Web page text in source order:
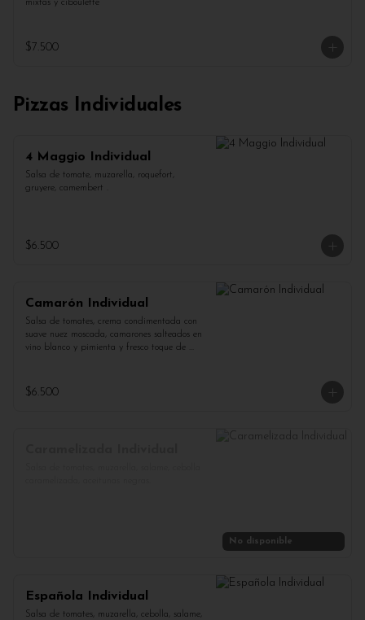
mixtas y ciboulette
$7.500
Pizzas Individuales
4 Maggio Individual
Salsa de tomate, muzarella, roquefort,
gruyere, camembert .
$6.500
Camarón Individual
Salsa de tomates, crema condimentada con
suave nuez moscada, camarones salteados en
vino blanco y pimienta y fresco toque de
$6.500
No disponible
Española Individual
Salsa de tomates, muzarella, cebolla, salame,